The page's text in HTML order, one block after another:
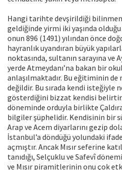
Hangi tarihte devşirildiği
geldiğinde yirmi iki yaşında
onun 896 (1491) yılından önce
hayranlık uyandıran büyük
noktasında, sultanın sarayına ve
yerde Atmeydanı’na bakan bir
anlaşılmaktadır. Bu eğitiminin de
değildir. Bu sırada kendi isteğiyle
gösterdiğini bizzat kendisi belirtir.
döneminde orduyla birlikte
bilgiler şüphelidir. Kendisinin bir
Arap ve Acem diyarlarını gezip
İstanbul’a döndüğü yolundaki
açmıştır. Ancak Mısır seferine
tanıdığı, Selçuklu ve Safevî
ve Mısır piramitlerinin onu çok